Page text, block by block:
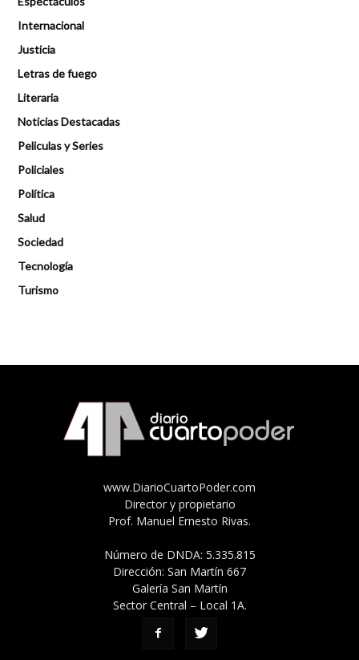
Internacional
Justicia
Letras de fuego
Literaria
Noticias Destacadas
Peliculas y Series
Policiales
Política
Salud
Sociedad
Tecnología
Turismo
www.DiarioCuartoPoder.com
Director y propietario
Prof. Manuel Ernesto Rivas.
Número de DNDA: 5.335.815
Dirección: San Martín 667
Galería San Martín
Sector Central – Local 1A.